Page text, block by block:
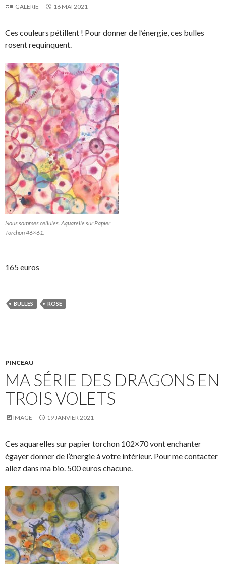
GALERIE 16 MAI 2021
Ces couleurs pétillent ! Pour donner de l’énergie, ces bulles
rosent requinquent.
Nous sommes cellules. Aquarelle sur Papier
Torchon 46×61.
165 euros
BULLES ROSE
PINCEAU
MA SÉRIE DES DRAGONS EN
TROIS VOLETS
IMAGE 19 JANVIER 2021
Ces aquarelles sur papier torchon 102×70 vont enchanter
égayer donner de l’énergie à votre intérieur. Pour me contacter
allez dans ma bio. 500 euros chacune.